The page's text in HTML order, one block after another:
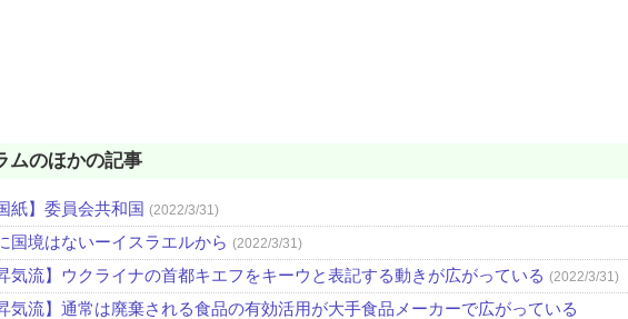
ムのほかの記事
紙】委員会共和国 (2022/3/31)
国境はないーイスラエルから (2022/3/31)
気流】ウクライナの首都キエフをキーウと表記する動きが広がっている (2022/3/31)
気流】通常は廃棄される食品の有効活用が大手食品メーカーで広がっている